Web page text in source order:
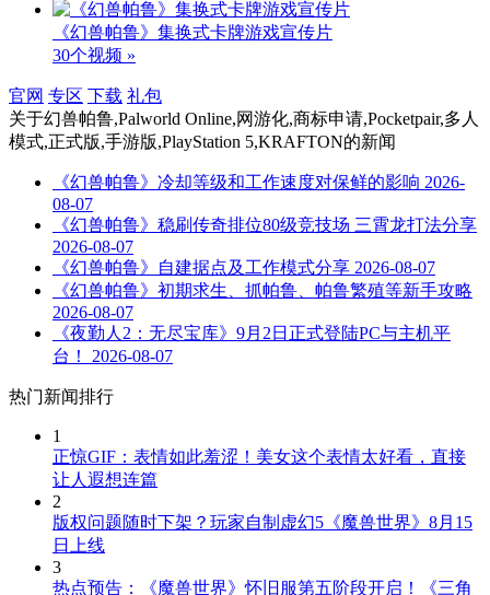
《幻兽帕鲁》集换式卡牌游戏宣传片
30个视频 »
官网 专区 下载 礼包
关于幻兽帕鲁,Palworld Online,网游化,商标申请,Pocketpair,多人
模式,正式版,手游版,PlayStation 5,KRAFTON的新闻
《幻兽帕鲁》冷却等级和工作速度对保鲜的影响 2026-
08-07
《幻兽帕鲁》稳刷传奇排位80级竞技场 三霄龙打法分享
2026-08-07
《幻兽帕鲁》自建据点及工作模式分享 2026-08-07
《幻兽帕鲁》初期求生、抓帕鲁、帕鲁繁殖等新手攻略
2026-08-07
《夜勤人2：无尽宝库》9月2日正式登陆PC与主机平
台！
2026-08-07
热门新闻排行
1
正惊GIF：表情如此羞涩！美女这个表情太好看，直接
让人遐想连篇
2
版权问题随时下架？玩家自制虚幻5《魔兽世界》8月15
日上线
3
热点预告：《魔兽世界》怀旧服第五阶段开启！《三角